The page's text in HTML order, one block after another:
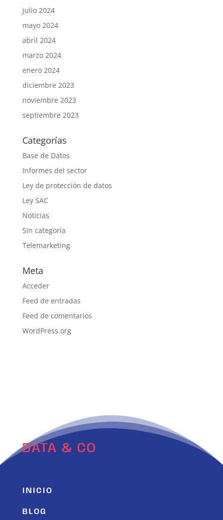
julio 2024
mayo 2024
abril 2024
marzo 2024
enero 2024
diciembre 2023
noviembre 2023
septiembre 2023
Categorías
Base de Datos
Informes del sector
Ley de protección de datos
Ley SAC
Noticias
Sin categoría
Telemarketing
Meta
Acceder
Feed de entradas
Feed de comentarios
WordPress.org
DATA & CO
INICIO
BLOG